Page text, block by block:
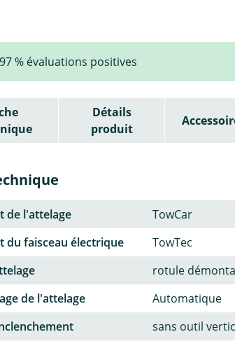
97 % évaluations positives
Détails
produit
de l'attelage
TowCar
du faisceau électrique
TowTec
rotule
de l'attelage
Automatique
sans outil